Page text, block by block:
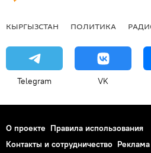
КЫРГЫЗСТАН ПОЛИТИКА
Telegram VK
О проекте Правила использования
Контакты и сотрудничество Реклама